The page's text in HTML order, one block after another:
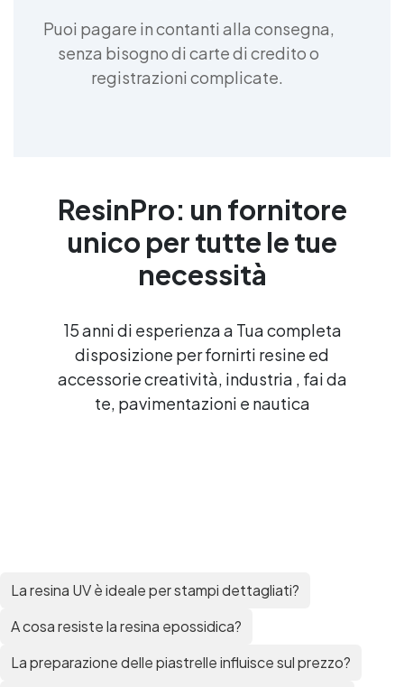
Puoi pagare in contanti alla consegna,
senza bisogno di carte di credito o
registrazioni complicate.
ResinPro: un fornitore
unico per tutte le tue
necessità
15 anni di esperienza a Tua completa
disposizione per fornirti resine ed
accessorie creatività, industria , fai da
te, pavimentazioni e nautica
La resina UV è ideale per stampi dettagliati?
A cosa resiste la resina epossidica?
La preparazione delle piastrelle influisce sul prezzo?